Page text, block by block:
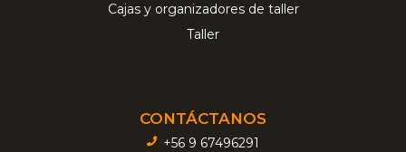
Cajas y organizadores de taller
Taller
CONTÁCTANOS
+56 9 67496291